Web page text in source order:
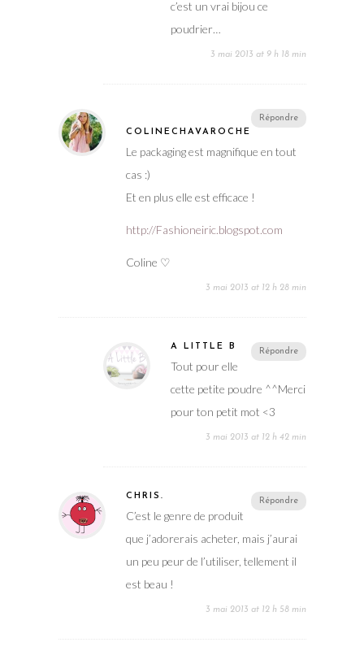
c’est un vrai bijou ce
poudrier…
3 mai 2013 at 9 h 18 min
Répondre
COLINECHAVAROCHE
Le packaging est magnifique en tout
cas :)
Et en plus elle est efficace !
http://Fashioneiric.blogspot.com
Coline ♡
3 mai 2013 at 12 h 28 min
Répondre
A LITTLE B
Tout pour elle
cette petite poudre ^^Merci
pour ton petit mot <3
3 mai 2013 at 12 h 42 min
Répondre
CHRIS.
C’est le genre de produit
que j’adorerais acheter, mais j’aurai
un peu peur de l’utiliser, tellement il
est beau !
3 mai 2013 at 12 h 58 min